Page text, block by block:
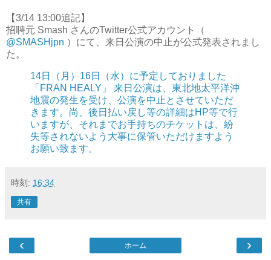
【3/14 13:00追記】
招聘元 Smash さんのTwitter公式アカウント（
@SMASHjpn ）にて、来日公演の中止が公式発表されまし
た。
14日（月）16日（水）に予定しておりました
「FRAN HEALY」 来日公演は、東北地太平洋沖
地震の発生を受け、公演を中止とさせていただ
きます。尚、後日払い戻し等の詳細はHP等で行
いますが、それまでお手持ちのチケットは、紛
失等されないよう大事に保管いただけますよう
お願い致ます。
時刻: 16:34
共有
‹ ›
ホーム